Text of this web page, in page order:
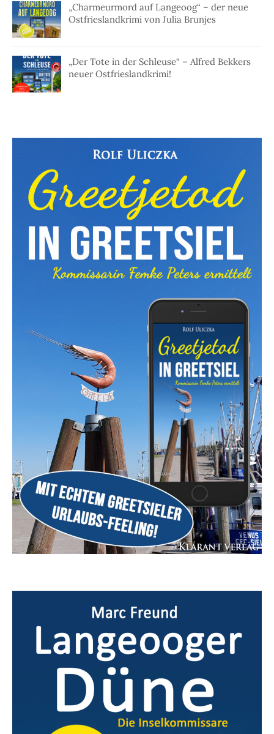
„Charmeurmord auf Langeoog“ – der neue
Ostfrieslandkrimi von Julia Brunjes
„Der Tote in der Schleuse“ – Alfred Bekkers
neuer Ostfrieslandkrimi!